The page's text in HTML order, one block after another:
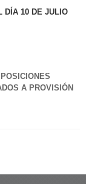
DÍA 10 DE JULIO
A PROVISIÓN